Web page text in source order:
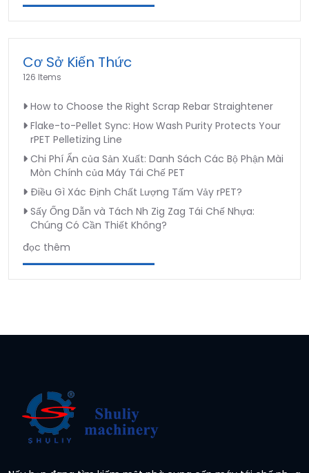
Cơ Sở Kiến Thức
126 Items
How to Choose the Right Scrap Rebar Straightener
Flake-to-Pellet Sync: How Wash Purity Protects Your
rPET Pelletizing Line
Chi Phí Ẩn của Sản Xuất: Danh Sách Các Bộ Phận Mài
Mòn Chính của Máy Tái Chế PET
Điều Gì Xác Định Chất Lượng Tấm Vảy rPET?
Sấy Ống Dẫn và Tách Nh Zig Zag Tái Chế Nhựa:
Chúng Có Cần Thiết Không?
đọc thêm